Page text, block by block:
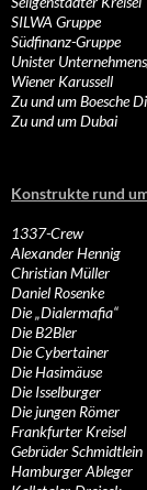
SILWA Gruppe
Südfinanz-Gruppe
Unister
Wiener Karussell
Zu und um Boesche
Zu und um Dubai
Konstrukte rund
1337-Crew
Alexander Hennig
Christian Müller
Daniel Rosenke
Die „Dialermafia“
Die B2Bler
Die Cybertainer
Die Hasimäuse
Die Isselburger
Die jungen Römer
Frankfurter Kreisel
Gebrüder Schmidtlein
Hamburger Ableger